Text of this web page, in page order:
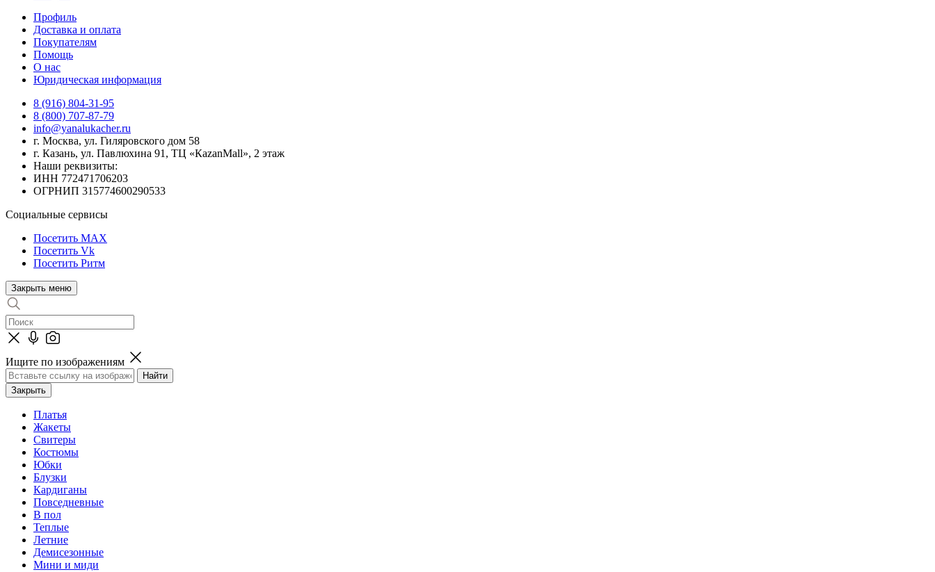
Профиль
Доставка и оплата
Покупателям
Помощь
О нас
Юридическая информация
8 (916) 804-31-95
8 (800) 707-87-79
info@yanalukacher.ru
г. Москва, ул. Гиляровского дом 58
г. Казань, ул. Павлюхина 91, ТЦ «КazanMall», 2 этаж
Наши реквизиты:
ИНН 772471706203
ОГРНИП 315774600290533
Социальные сервисы
Посетить MAX
Посетить Vk
Посетить Ритм
Закрыть меню
Ищите по изображениям
Закрыть
Платья
Жакеты
Свитеры
Костюмы
Юбки
Блузки
Кардиганы
Повседневные
В пол
Теплые
Летние
Демисезонные
Мини и миди